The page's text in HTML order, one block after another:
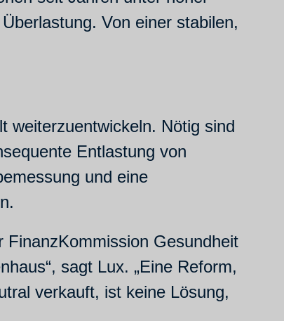
Von einer stabilen,
weiterzuentwickeln. Nötig sind
Entlastung von
und eine
FinanzKommission Gesundheit
sagt Lux. „Eine Reform,
verkauft, ist keine Lösung,